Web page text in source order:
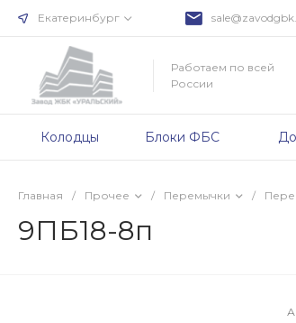
Екатеринбург
Работаем по всей
России
Колодцы Блоки ФБС
Главная / Прочее / Перемычки /
9ПБ18-8п